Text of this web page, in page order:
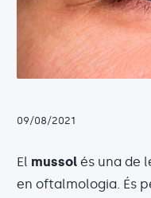
09/08/2021
El mussol és una de
en oftalmologia. És